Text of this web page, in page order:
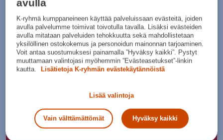
29,95€
Värit:
M L XL XXL Kokotaulukko
avulla
K-ryhmä kumppaneineen käyttää palveluissaan evästeitä, joiden
avulla palvelumme toimivat toivotulla tavalla. Lisäksi evästeiden
avulla mitataan palveluiden tehokkuutta sekä mahdollistetaan
yksilöllinen ostokokemus ja personoidun mainonnan tarjoaminen.
Voit antaa suostumuksesi painamalla ”Hyväksy kaikki”. Pystyt
muuttamaan valintojasi myöhemmin ”Evästeasetukset”-linkin
kautta.
Lisätietoja K-ryhmän evästekäytännöistä
Lisää valintoja
Vain välttämättömät Hyväksy kaikki